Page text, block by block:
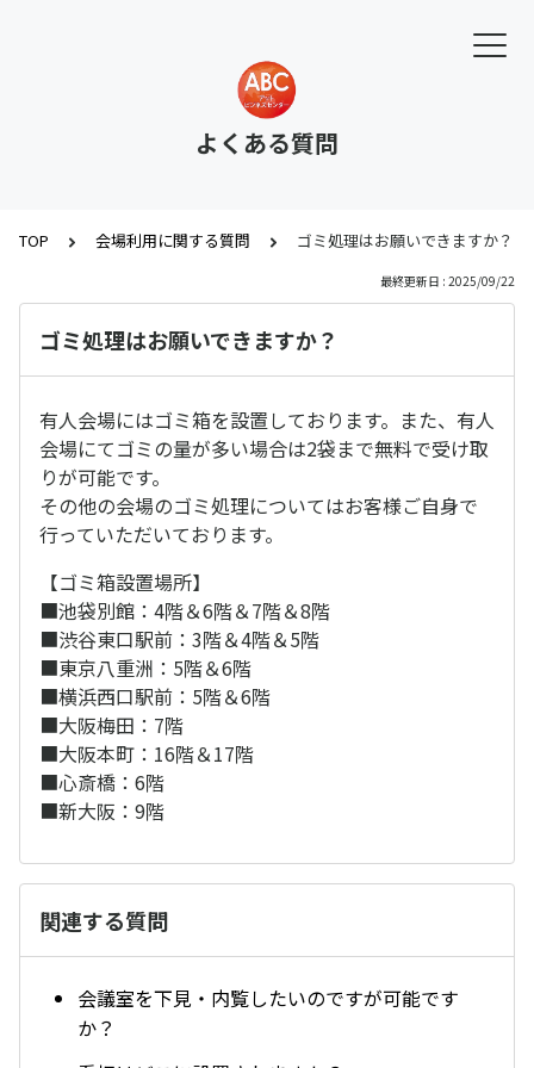
よくある質問
TOP 会場利用に関する質問 ゴミ処理はお願いできますか？
最終更新日 : 2025/09/22
ゴミ処理はお願いできますか？
有人会場にはゴミ箱を設置しております。また、有人
会場にてゴミの量が多い場合は2袋まで無料で受け取
りが可能です。
その他の会場のゴミ処理についてはお客様ご自身で
行っていただいております。
【ゴミ箱設置場所】
■池袋別館：4階＆6階＆7階＆8階
■渋谷東口駅前：3階＆4階＆5階
■東京八重洲：5階＆6階
■横浜西口駅前：5階＆6階
■大阪梅田：7階
■大阪本町：16階＆17階
■心斎橋：6階
■新大阪：9階
関連する質問
会議室を下見・内覧したいのですが可能です
か？